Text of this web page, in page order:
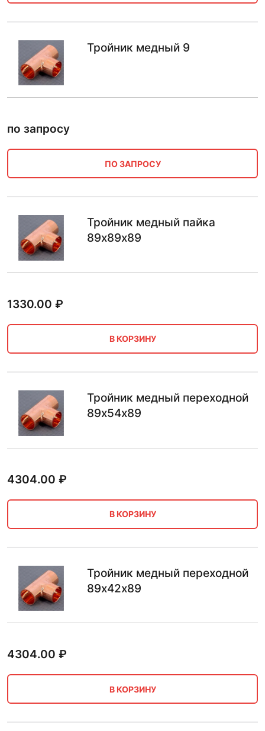
Тройник медный 9
по запросу
ПО ЗАПРОСУ
Тройник медный пайка
89х89х89
1330.00 ₽
В КОРЗИНУ
Тройник медный переходной
89х54х89
4304.00 ₽
В КОРЗИНУ
Тройник медный переходной
89х42х89
4304.00 ₽
В КОРЗИНУ